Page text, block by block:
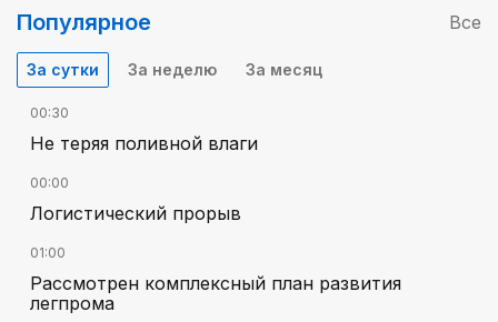
Популярное Все
За сутки За неделю За месяц
00:30
Не теряя поливной влаги
00:00
Логистический прорыв
01:00
Рассмотрен комплексный план развития
легпрома